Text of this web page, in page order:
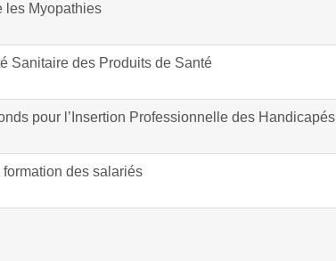
les Myopathies
Sanitaire des Produits de Santé
pour l’Insertion Professionnelle des Handicapés
des salariés